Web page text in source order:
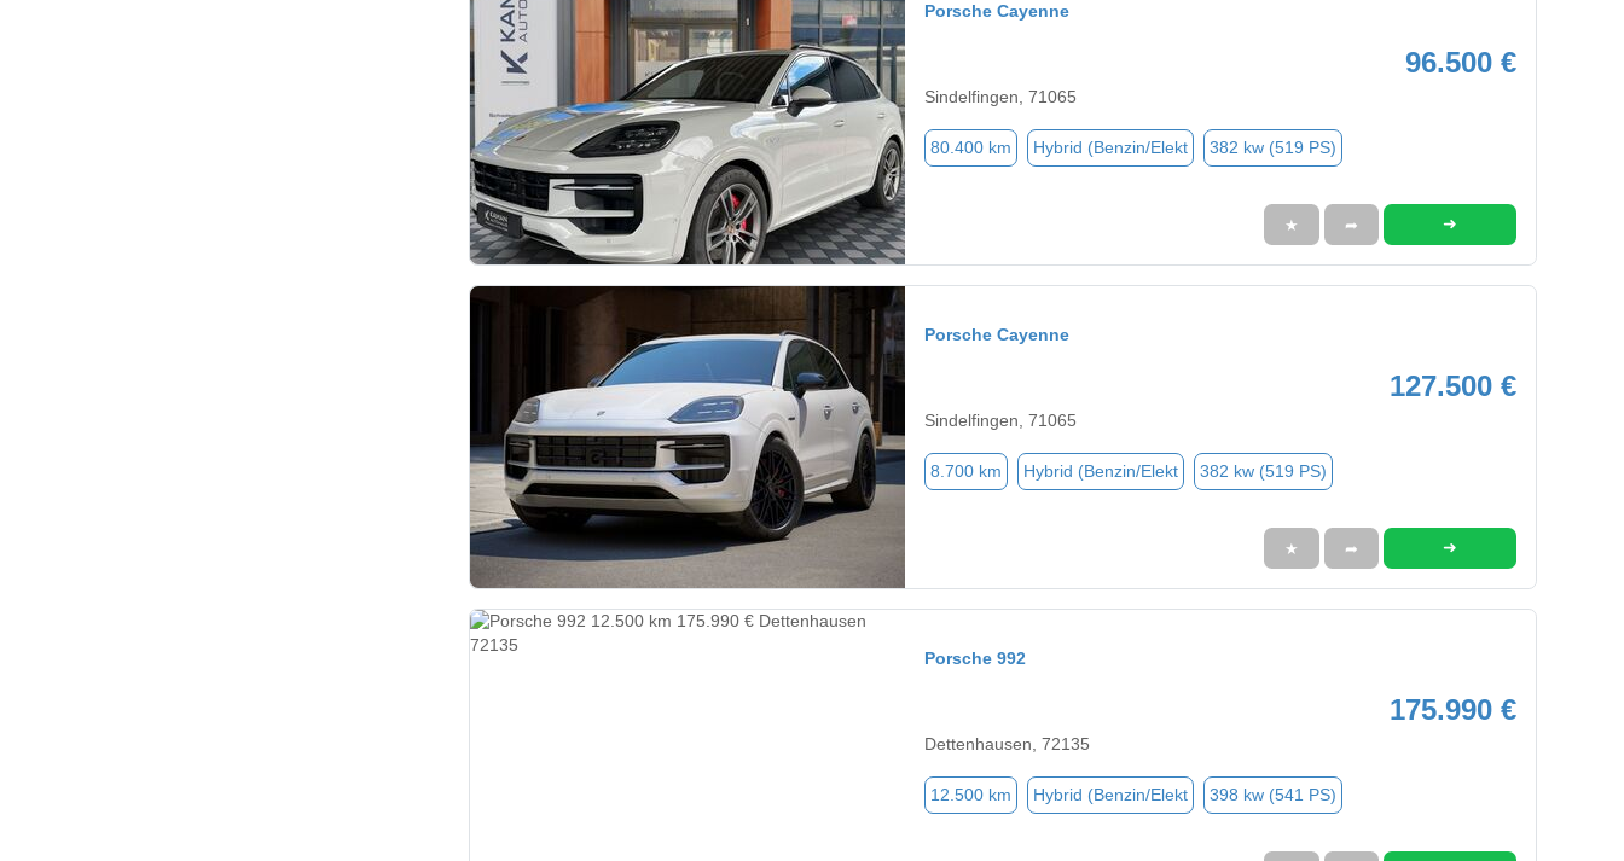
Porsche Cayenne
96.500 €
Sindelfingen, 71065
80.400 km Hybrid (Benzin/Elekt 382 kw (519 PS)
★ ➦ ➜
Porsche Cayenne
127.500 €
Sindelfingen, 71065
8.700 km Hybrid (Benzin/Elekt 382 kw (519 PS)
★ ➦ ➜
Porsche 992
175.990 €
Dettenhausen, 72135
12.500 km Hybrid (Benzin/Elekt 398 kw (541 PS)